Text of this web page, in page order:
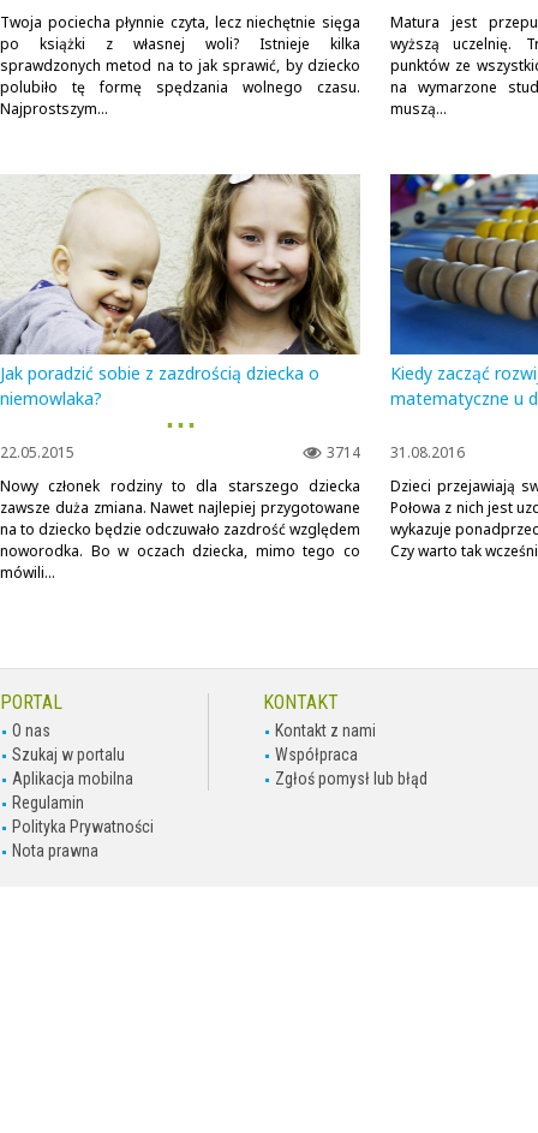
Twoja pociecha płynnie czyta, lecz niechętnie sięga
po książki z własnej woli? Istnieje kilka
sprawdzonych metod na to jak sprawić, by dziecko
polubiło tę formę spędzania wolnego czasu.
Najprostszym...
Matura jest
wyższą uczelnię.
punktów ze
na wymarzone
muszą...
Jak poradzić sobie z zazdrością dziecka o
niemowlaka?
▪ ▪ ▪
3714
22.05.2015
Nowy członek rodziny to dla starszego dziecka
zawsze duża zmiana. Nawet najlepiej przygotowane
na to dziecko będzie odczuwało zazdrość względem
noworodka. Bo w oczach dziecka, mimo tego co
mówili...
Kiedy zacząć
matematyczne u
31.08.2016
Dzieci przejawiają
Połowa z nich jest
wykazuje
Czy warto tak
PORTAL
O nas
Szukaj w portalu
Aplikacja mobilna
Regulamin
Polityka Prywatności
Nota prawna
KONTAKT
Kontakt z nami
Współpraca
Zgłoś pomysł lub błąd